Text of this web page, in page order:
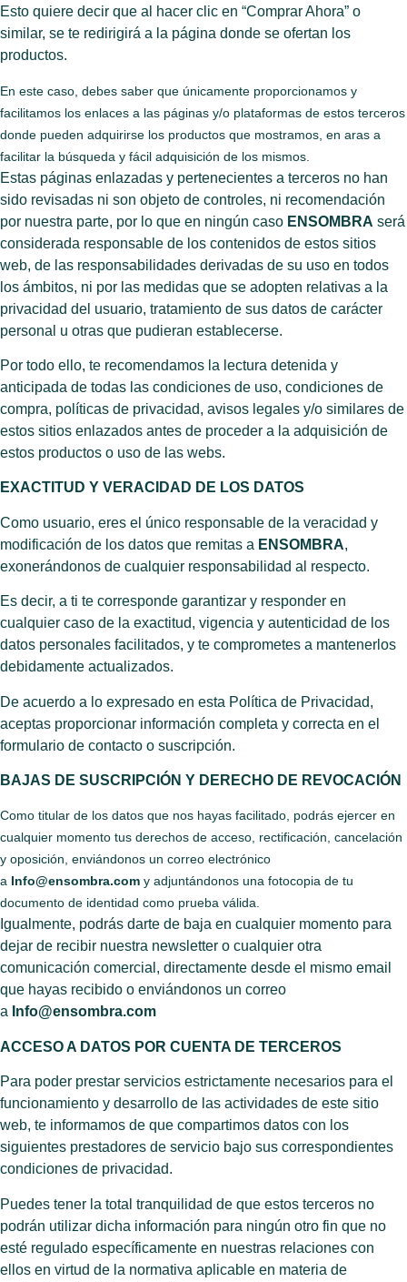
Esto quiere decir que al hacer clic en “Comprar Ahora” o
similar, se te redirigirá a la página donde se ofertan los
productos.
En este caso, debes saber que únicamente proporcionamos y
facilitamos los enlaces a las páginas y/o plataformas de estos terceros
donde pueden adquirirse los productos que mostramos, en aras a
facilitar la búsqueda y fácil adquisición de los mismos.
Estas páginas enlazadas y pertenecientes a terceros no han
sido revisadas ni son objeto de controles, ni recomendación
por nuestra parte, por lo que en ningún caso ENSOMBRA será
considerada responsable de los contenidos de estos sitios
web, de las responsabilidades derivadas de su uso en todos
los ámbitos, ni por las medidas que se adopten relativas a la
privacidad del usuario, tratamiento de sus datos de carácter
personal u otras que pudieran establecerse.
Por todo ello, te recomendamos la lectura detenida y
anticipada de todas las condiciones de uso, condiciones de
compra, políticas de privacidad, avisos legales y/o similares de
estos sitios enlazados antes de proceder a la adquisición de
estos productos o uso de las webs.
EXACTITUD Y VERACIDAD DE LOS DATOS
Como usuario, eres el único responsable de la veracidad y
modificación de los datos que remitas a ENSOMBRA,
exonerándonos de cualquier responsabilidad al respecto.
Es decir, a ti te corresponde garantizar y responder en
cualquier caso de la exactitud, vigencia y autenticidad de los
datos personales facilitados, y te comprometes a mantenerlos
debidamente actualizados.
De acuerdo a lo expresado en esta Política de Privacidad,
aceptas proporcionar información completa y correcta en el
formulario de contacto o suscripción.
BAJAS DE SUSCRIPCIÓN Y DERECHO DE REVOCACIÓN
Como titular de los datos que nos hayas facilitado, podrás ejercer en
cualquier momento tus derechos de acceso, rectificación, cancelación
y oposición, enviándonos un correo electrónico
a Info@ensombra.com y adjuntándonos una fotocopia de tu
documento de identidad como prueba válida.
Igualmente, podrás darte de baja en cualquier momento para
dejar de recibir nuestra newsletter o cualquier otra
comunicación comercial, directamente desde el mismo email
que hayas recibido o enviándonos un correo
a Info@ensombra.com
ACCESO A DATOS POR CUENTA DE TERCEROS
Para poder prestar servicios estrictamente necesarios para el
funcionamiento y desarrollo de las actividades de este sitio
web, te informamos de que compartimos datos con los
siguientes prestadores de servicio bajo sus correspondientes
condiciones de privacidad.
Puedes tener la total tranquilidad de que estos terceros no
podrán utilizar dicha información para ningún otro fin que no
esté regulado específicamente en nuestras relaciones con
ellos en virtud de la normativa aplicable en materia de